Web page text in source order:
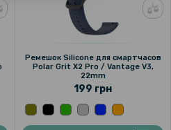
Ремешок Silicone для смартчасов
Polar Grit X2 Pro / Vantage V3,
22mm
199 грн